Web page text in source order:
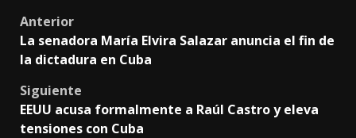
Post
navigation
Anterior
La senadora María Elvira Salazar anuncia el fin de
la dictadura en Cuba
Siguiente
EEUU acusa formalmente a Raúl Castro y eleva
tensiones con Cuba